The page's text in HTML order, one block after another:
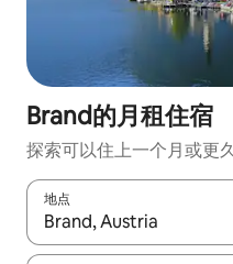
Brand的月租住宿
探索可以住上一个月或更
地点
如有搜索结果，请使用上